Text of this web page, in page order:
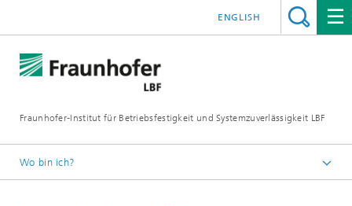
Fraunhofer-Institut für Betriebsfestigkeit und Systemzuverlässigkeit LBF
ENGLISH
Wo bin ich?